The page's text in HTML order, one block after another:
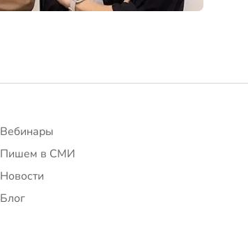
Вебинары
Пишем в СМИ
Новости
Блог